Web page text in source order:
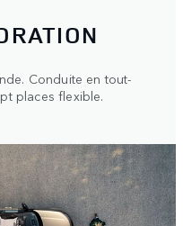
Conduite en tout-
places flexible.